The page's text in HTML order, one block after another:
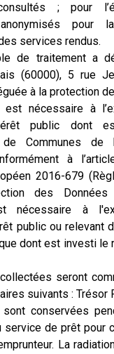
; pour
pour
services rendus.
de traitement a
(60000), 5 rue
à la protection
nécessaire à
public dont
de Communes
à
2016-679
des
nécessaire à
public ou relevant
dont est investi le
seront
suivants : Trésor
sont conservées
service de prêt pour
La